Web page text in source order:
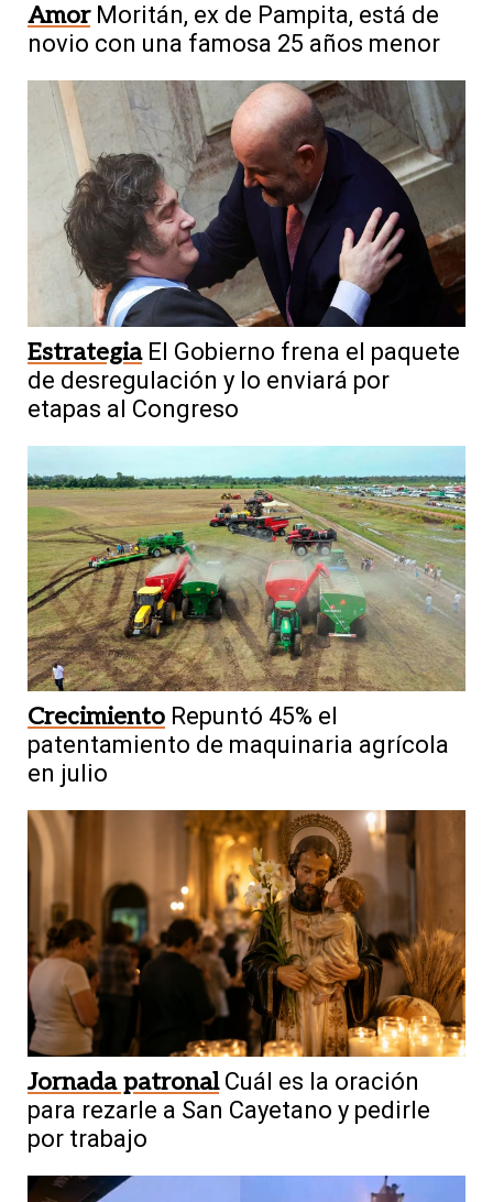
Amor Moritán, ex de Pampita, está de
novio con una famosa 25 años menor
Estrategia El Gobierno frena el paquete
de desregulación y lo enviará por
etapas al Congreso
Crecimiento Repuntó 45% el
patentamiento de maquinaria agrícola
en julio
Jornada patronal Cuál es la oración
para rezarle a San Cayetano y pedirle
por trabajo